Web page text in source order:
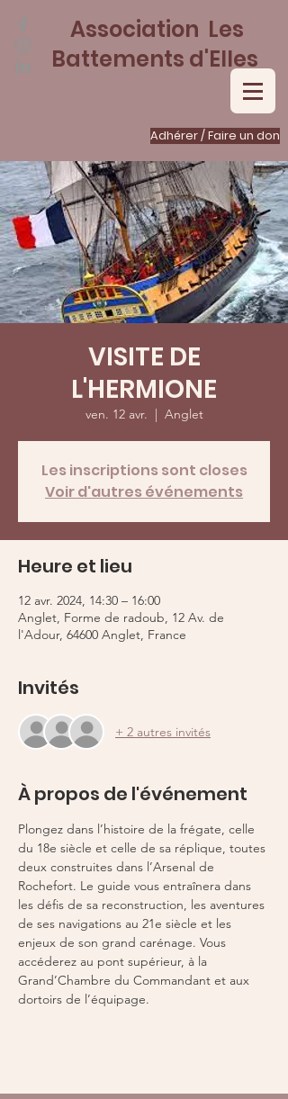
Adhérer / Faire un don
Association Les
Battements d'Elles
VISITE DE
L'HERMIONE
ven. 12 avr.
  |
Anglet
Les inscriptions sont closes
Voir d'autres événements
Heure et lieu
12 avr. 2024, 14:30 – 16:00
Anglet, Forme de radoub, 12 Av. de
l'Adour, 64600 Anglet, France
Invités
+ 2 autres invités
À propos de l'événement
Plongez dans l’histoire de la frégate, celle
du 18e siècle et celle de sa réplique, toutes
deux construites dans l’Arsenal de
Rochefort. Le guide vous entraînera dans
les défis de sa reconstruction, les aventures
de ses navigations au 21e siècle et les
enjeux de son grand carénage. Vous
accéderez au pont supérieur, à la
Grand’Chambre du Commandant et aux
dortoirs de l’équipage.